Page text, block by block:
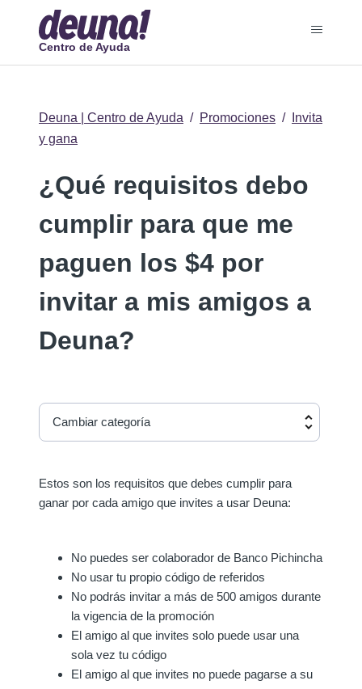
Centro de Ayuda
Deuna | Centro de Ayuda Promociones
Invita
y gana
¿Qué requisitos debo
cumplir para que me
paguen los $4 por
invitar a mis amigos a
Deuna?
Cambiar categoría
Estos son los requisitos que debes cumplir para
ganar por cada amigo que invites a usar Deuna:
No puedes ser colaborador de Banco Pichincha
No usar tu propio código de referidos
No podrás invitar a más de 500 amigos durante
la vigencia de la promoción
El amigo al que invites solo puede usar una
sola vez tu código
El amigo al que invites no puede pagarse a su